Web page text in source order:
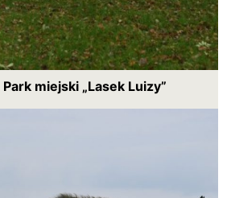
Park miejski „Lasek Luizy”